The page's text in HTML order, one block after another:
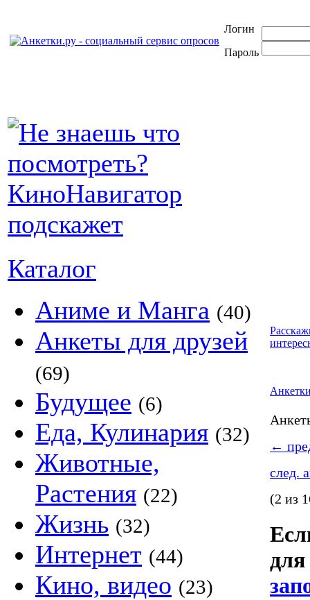
Логин
Пароль
Каталог
Аниме и Манга (40)
Анкеты для друзей
(69)
Будущее (6)
Еда, Кулинария (32)
Животные,
Растения (22)
Жизнь (32)
Интернет (44)
Кино, видео (23)
←
след.
(2 из
для